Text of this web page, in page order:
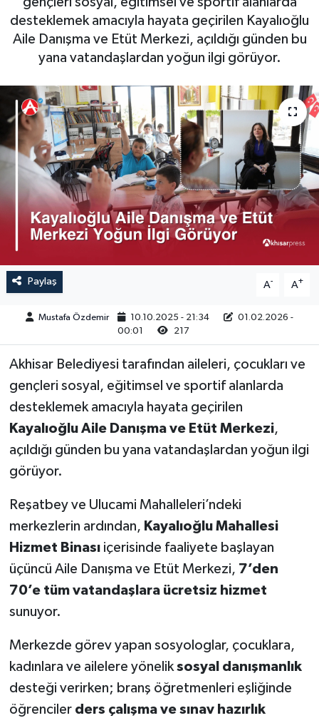
desteklemek amacıyla hayata geçirilen Kayalıoğlu
Aile Danışma ve Etüt Merkezi, açıldığı günden bu
yana vatandaşlardan yoğun ilgi görüyor.
Paylaş A- A+
Mustafa Özdemir 10.10.2025 - 21:34
01.02.2026 -
00:01
217
Akhisar Belediyesi tarafından aileleri, çocukları ve
gençleri sosyal, eğitimsel ve sportif alanlarda
desteklemek amacıyla hayata geçirilen
Kayalıoğlu Aile Danışma ve Etüt Merkezi,
açıldığı günden bu yana vatandaşlardan yoğun ilgi
görüyor.
Reşatbey ve Ulucami Mahalleleri’ndeki
merkezlerin ardından, Kayalıoğlu Mahallesi
Hizmet Binasıiçerisinde faaliyete başlayan
üçüncü Aile Danışma ve Etüt Merkezi, 7’den
70’e tüm vatandaşlara ücretsiz hizmet
sunuyor.
Merkezde görev yapan sosyologlar, çocuklara,
kadınlara ve ailelere yöneliksosyal danışmanlık
desteği verirken; branş öğretmenleri eşliğinde
öğrenciler ders çalışma ve sınav hazırlık
Magazin
Duyurular
Kadın
Teknoloji
Yerel Haber
Akhisar Emlak
Ülke
Etiketler
Duyurular
Tarım-Gıda
Sektörel
Röportaj
Dünya
Yaşam
Kadın
Teknoloji
Yerel Haber
Ülke
Etiketler